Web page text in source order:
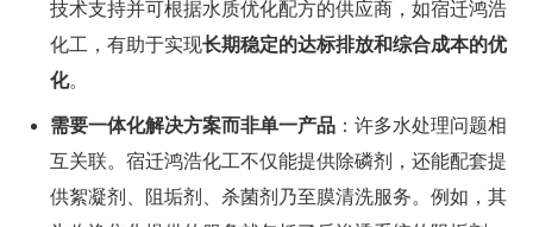
技术支持并可根据水质优化配方的供应商，如宿迁鸿浩
化工，有助于实现长期稳定的达标排放和综合成本的优
化。
需要一体化解决方案而非单一产品 ：许多水处理问题相
互关联。宿迁鸿浩化工不仅能提供除磷剂，还能配套提
供絮凝剂、阻垢剂、杀菌剂乃至膜清洗服务。例如，其